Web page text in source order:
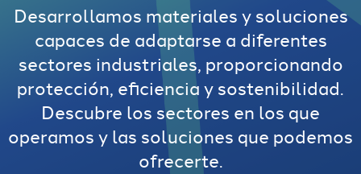
Desarrollamos materiales y soluciones
capaces de adaptarse a diferentes
sectores industriales, proporcionando
protección, eficiencia y sostenibilidad.
Descubre los sectores en los que
operamos y las soluciones que podemos
ofrecerte.